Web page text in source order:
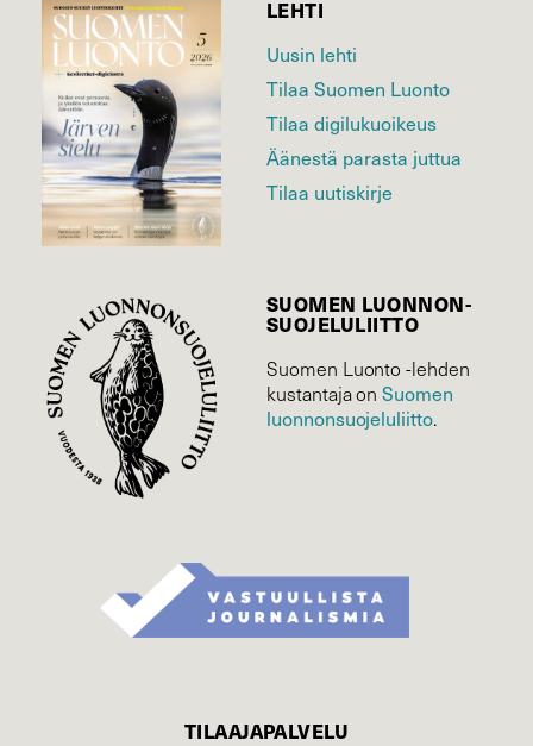
LEHTI
Uusin lehti
Tilaa Suomen Luonto
Tilaa digilukuoikeus
Äänestä parasta juttua
Tilaa uutiskirje
SUOMEN LUONNON­
SUOJELU­LIITTO
Suomen Luonto -lehden
kustantaja onSuomen
luonnonsuojelu­liitto.
TILAAJAPALVELU